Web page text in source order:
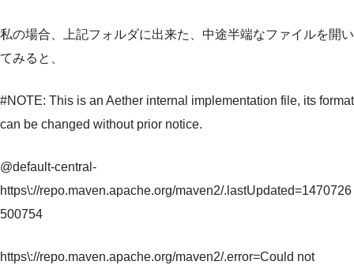
私の場合、上記フォルダに出来た、中途半端なファイルを開い
てみると、
#NOTE: This is an Aether internal implementation file, its format
can be changed without prior notice.
@default-central-
https\://repo.maven.apache.org/maven2/.lastUpdated=1470726
500754
https\://repo.maven.apache.org/maven2/.error=Could not